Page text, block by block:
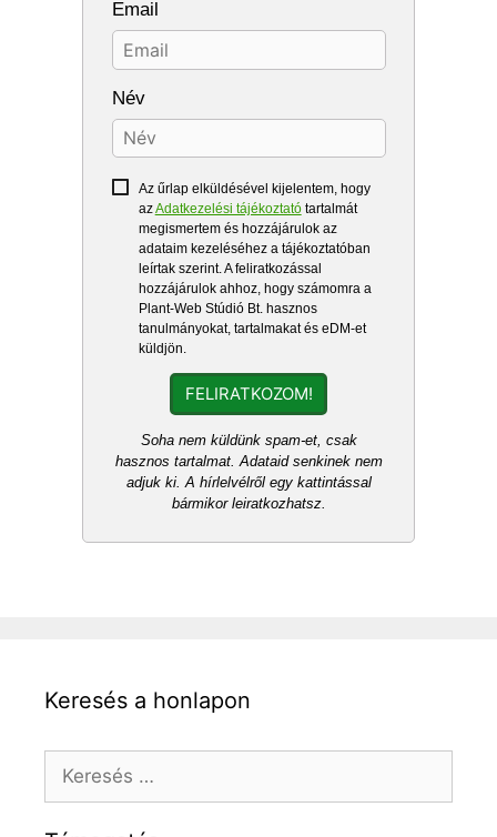
Email
Név
Az űrlap elküldésével kijelentem, hogy
azAdatkezelési tájékoztatótartalmát
megismertem és hozzájárulok az
adataim kezeléséhez a tájékoztatóban
leírtak szerint. A feliratkozással
hozzájárulok ahhoz, hogy számomra a
Plant-Web Stúdió Bt. hasznos
tanulmányokat, tartalmakat és eDM-et
küldjön.
FELIRATKOZOM!
Soha nem küldünk spam-et, csak
hasznos tartalmat. Adataid senkinek nem
adjuk ki. A hírlelvélről egy kattintással
bármikor leiratkozhatsz.
Keresés a honlapon
Keresés: